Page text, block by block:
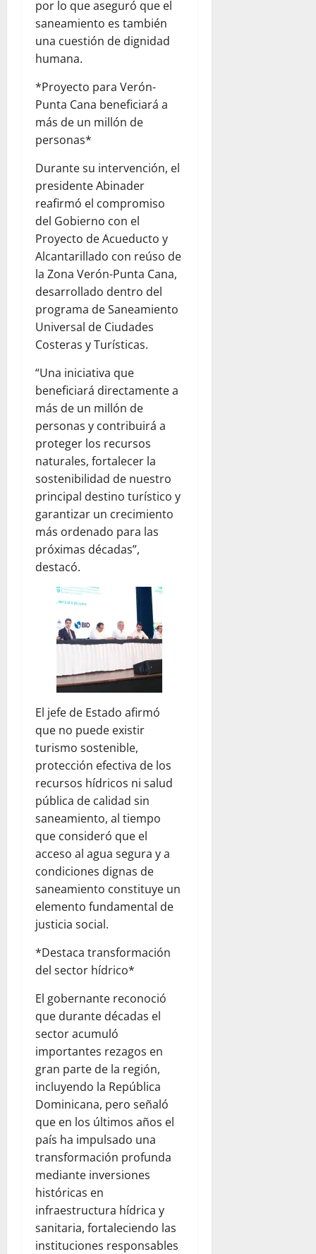
por lo que aseguró que el
saneamiento es también
una cuestión de dignidad
humana.
*Proyecto para Verón-
Punta Cana beneficiará a
más de un millón de
personas*
Durante su intervención, el
presidente Abinader
reafirmó el compromiso
del Gobierno con el
Proyecto de Acueducto y
Alcantarillado con reúso de
la Zona Verón-Punta Cana,
desarrollado dentro del
programa de Saneamiento
Universal de Ciudades
Costeras y Turísticas.
“Una iniciativa que
beneficiará directamente a
más de un millón de
personas y contribuirá a
proteger los recursos
naturales, fortalecer la
sostenibilidad de nuestro
principal destino turístico y
garantizar un crecimiento
más ordenado para las
próximas décadas”,
destacó.
El jefe de Estado afirmó
que no puede existir
turismo sostenible,
protección efectiva de los
recursos hídricos ni salud
pública de calidad sin
saneamiento, al tiempo
que consideró que el
acceso al agua segura y a
condiciones dignas de
saneamiento constituye un
elemento fundamental de
justicia social.
*Destaca transformación
del sector hídrico*
El gobernante reconoció
que durante décadas el
sector acumuló
importantes rezagos en
gran parte de la región,
incluyendo la República
Dominicana, pero señaló
que en los últimos años el
país ha impulsado una
transformación profunda
mediante inversiones
históricas en
infraestructura hídrica y
sanitaria, fortaleciendo las
instituciones responsables